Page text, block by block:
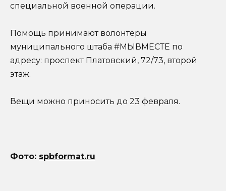
специальной военной операции.
Помощь принимают волонтеры
муниципального штаба #МЫВМЕСТЕ по
адресу: проспект Платовский, 72/73, второй
этаж.
Вещи можно приносить до 23 февраля.
Фото: spbformat.ru